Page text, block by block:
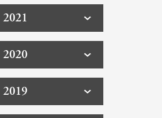
2021
2020
2019